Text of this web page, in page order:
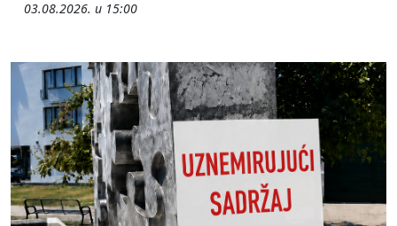
03.08.2026. u 15:00